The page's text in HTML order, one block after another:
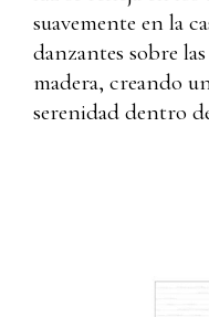
suavemente en la
danzantes sobre
madera, creando
serenidad dentro